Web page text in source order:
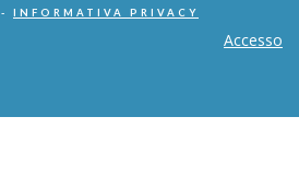
- INFORMATIVA PRIVACY
Accesso